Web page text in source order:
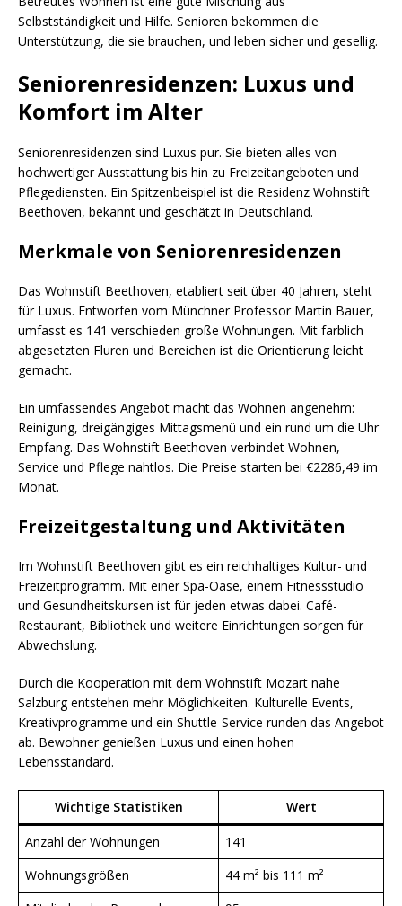
Selbstständigkeit und Hilfe. Senioren bekommen die
Unterstützung, die sie brauchen, und leben sicher und gesellig.
Seniorenresidenzen: Luxus und
Komfort im Alter
Seniorenresidenzen sind Luxus pur. Sie bieten alles von
hochwertiger Ausstattung bis hin zu Freizeitangeboten und
Pflegediensten. Ein Spitzenbeispiel ist die Residenz Wohnstift
Beethoven, bekannt und geschätzt in Deutschland.
Merkmale von Seniorenresidenzen
Das Wohnstift Beethoven, etabliert seit über 40 Jahren, steht
für Luxus. Entworfen vom Münchner Professor Martin Bauer,
umfasst es 141 verschieden große Wohnungen. Mit farblich
abgesetzten Fluren und Bereichen ist die Orientierung leicht
gemacht.
Ein umfassendes Angebot macht das Wohnen angenehm:
Reinigung, dreigängiges Mittagsmenü und ein rund um die Uhr
Empfang. Das Wohnstift Beethoven verbindet Wohnen,
Service und Pflege nahtlos. Die Preise starten bei €2286,49 im
Monat.
Freizeitgestaltung und Aktivitäten
Im Wohnstift Beethoven gibt es ein reichhaltiges Kultur- und
Freizeitprogramm. Mit einer Spa-Oase, einem Fitnessstudio
und Gesundheitskursen ist für jeden etwas dabei. Café-
Restaurant, Bibliothek und weitere Einrichtungen sorgen für
Abwechslung.
Durch die Kooperation mit dem Wohnstift Mozart nahe
Salzburg entstehen mehr Möglichkeiten. Kulturelle Events,
Kreativprogramme und ein Shuttle-Service runden das Angebot
ab. Bewohner genießen Luxus und einen hohen
Lebensstandard.
Wichtige Statistiken Wert
Anzahl der Wohnungen
141
Wohnungsgrößen
44 m² bis 111 m²